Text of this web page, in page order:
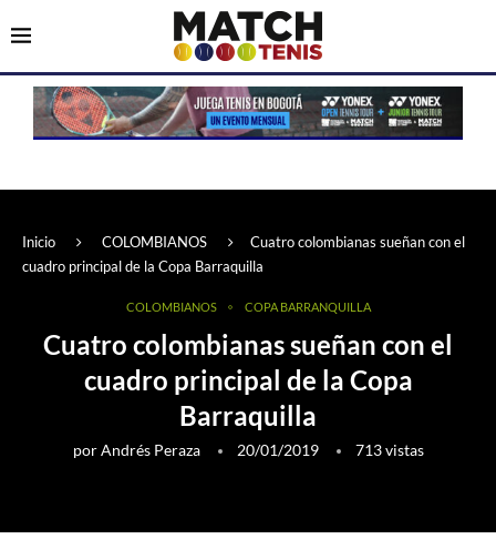
Inicio COLOMBIANOS
Cuatro colombianas sueñan con el
cuadro principal de la Copa Barraquilla
COLOMBIANOS COPA BARRANQUILLA
Cuatro colombianas sueñan con el
cuadro principal de la Copa
Barraquilla
porAndrés Peraza 20/01/2019 713vistas